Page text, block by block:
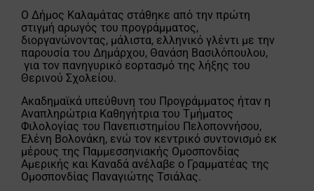
Ο Δήμος Καλαμάτας στάθηκε από την πρώτη
στιγμή αρωγός του προγράμματος,
διοργανώνοντας, μάλιστα, ελληνικό γλέντι με την
παρουσία του Δημάρχου, Θανάση Βασιλόπουλου,
για τον πανηγυρικό εορτασμό της λήξης του
Θερινού Σχολείου.
Ακαδημαϊκά υπεύθυνη του Προγράμματος ήταν η
Αναπληρώτρια Καθηγήτρια του Τμήματος
Φιλολογίας του Πανεπιστημίου Πελοποννήσου,
Ελένη Βολονάκη, ενώ τον κεντρικό συντονισμό εκ
μέρους της Παμμεσσηνιακής Ομοσπονδίας
Αμερικής και Καναδά ανέλαβε ο Γραμματέας της
Ομοσπονδίας Παναγιώτης Τσιάλας.